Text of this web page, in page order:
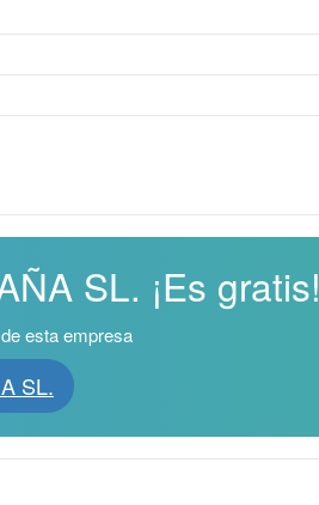
SL. ¡Es gratis!
esta empresa
SL.